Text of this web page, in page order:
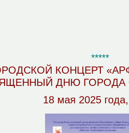
*****
КОНЦЕРТ
ДНЮ ГОРОДА
18 мая 2025